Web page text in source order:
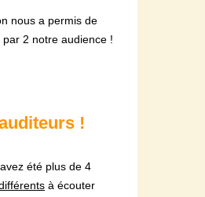
nous a permis de
2 notre audience !
!
été plus de 4
à écouter